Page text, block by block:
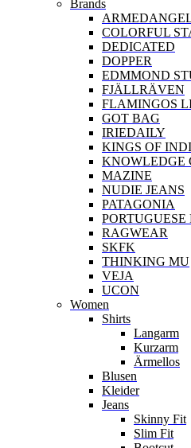
Brands
COLORFUL
DEDICATED
DOPPER
EDMMOND
FJÄLLRÄVEN
FLAMINGOS
GOT BAG
IRIEDAILY
KINGS OF
KNOWLEDGE
MAZINE
NUDIE JEANS
PATAGONIA
RAGWEAR
SKFK
THINKING MU
VEJA
UCON
Women
Shirts
Langarm
Kurzarm
Ärmellos
Blusen
Kleider
Jeans
Skinny Fit
Slim Fit